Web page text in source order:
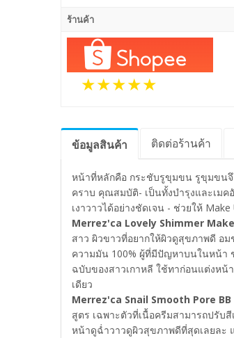
ร้านค้า
ข้อมูลสินค้า ติดต่อร้านค้า
หน้าที่หลักคือ กระชับรูขุมขน รูขุมขนจึ
คราบ คุณสมบัติ- เป็นทั้งบำรุงและเมค
เงาวาวได้อย่างชัดเจน - ช่วยให้
Merrez'ca Lovely Shimmer
สาว ผิวขาวที่อยากให้ผิวดูสุขภาพดี อ
ความมัน 100% ผู้ที่มีปัญหาบนในหน้า
ฉบับของสาวเกาหลี ใช้ทาก่อนแต่งหน้
เดียว
Merrez'ca Snail Smooth Pore BB
สูตร เฉพาะตัวที่เนื้อครีมสามารถปรับ
หน้าดูฉ่ำวาวดูผิวสุขภาพดีที่สุดเลยละ